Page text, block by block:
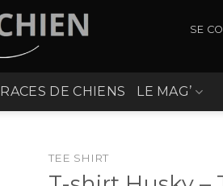
SE
RACES DE CHIENS LE MAG’
TEE SHIRT